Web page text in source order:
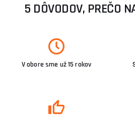
5 DÔVODOV, PREČO
V obore sme už 15 rokov